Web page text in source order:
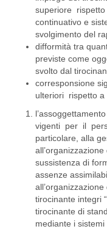
superiore
continuativo e
svolgimento del
difformità tra
previste come
svolto dal
corresponsione
ulteriori rispetto
vigenti per il
particolare, alla
sussistenza di
assenze
tirocinante integri
tirocinante di
mediante i